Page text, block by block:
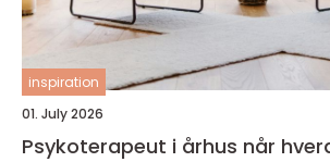
inspiration
01. July 2026
Psykoterapeut i århus når hverdagen slider,